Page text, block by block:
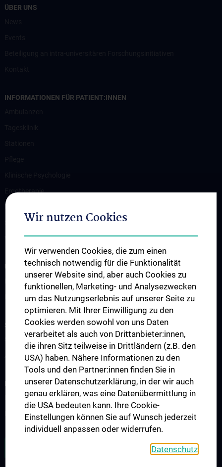
ÜBER UNS
INFORMATIONEN FÜR PATIENT:INNEN
Ergotherapie
Sozialarbeit
Weitere Angebote und Informationen
UNSERE ABTEILUNGEN
Klinische Abteilung für Allgemeine Psychiatrie
Klinische Abteilung für Sozialpsychiatrie
STUDIUM, AUS- UND WEITERBILDUNG
Studium
Aus- und Weiterbildung
FORSCHUNG
Forschung Klinische Abteilung für Allgemeine Psychiatrie
Forschung Klinische Abteilung für Sozialpsychiatrie
Wir nutzen Cookies
Wir verwenden Cookies, die zum einen
technisch notwendig für die Funktionalität
unserer Website sind, aber auch Cookies zu
funktionellen, Marketing- und Analysezwecken
um das Nutzungserlebnis auf unserer Seite zu
optimieren. Mit Ihrer Einwilligung zu den
Cookies werden sowohl von uns Daten
verarbeitet als auch von Drittanbieter:innen,
die ihren Sitz teilweise in Drittländern (z.B. den
USA) haben. Nähere Informationen zu den
Tools und den Partner:innen finden Sie in
unserer Datenschutzerklärung, in der wir auch
genau erklären, was eine Datenübermittlung in
die USA bedeuten kann. Ihre Cookie-
Einstellungen können Sie auf Wunsch jederzeit
individuell anpassen oder widerrufen.
Datenschutz